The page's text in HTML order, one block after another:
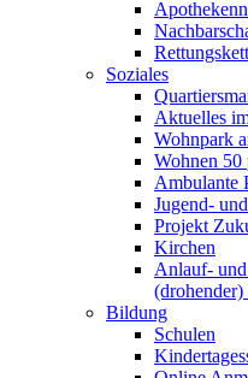
Soziales
Aktuelles
Wohnpark
Wohnen 50
Ambulante
Jugend-
Projekt
Kirchen
Anlauf-
Bildung
Schulen